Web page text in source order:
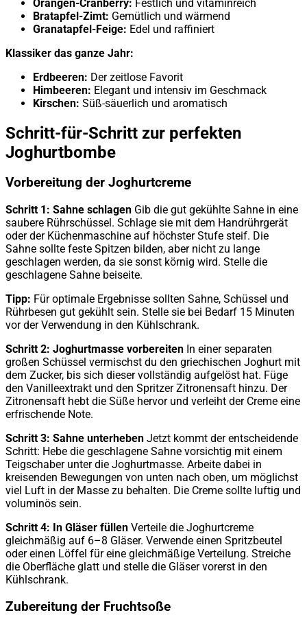
Orangen-Cranberry: Festlich und vitaminreich
Bratapfel-Zimt: Gemütlich und wärmend
Granatapfel-Feige: Edel und raffiniert
Klassiker das ganze Jahr:
Erdbeeren: Der zeitlose Favorit
Himbeeren: Elegant und intensiv im Geschmack
Kirschen: Süß-säuerlich und aromatisch
Schritt-für-Schritt zur perfekten
Joghurtbombe
Vorbereitung der Joghurtcreme
Schritt 1: Sahne schlagen Gib die gut gekühlte Sahne in eine
saubere Rührschüssel. Schlage sie mit dem Handrührgerät
oder der Küchenmaschine auf höchster Stufe steif. Die
Sahne sollte feste Spitzen bilden, aber nicht zu lange
geschlagen werden, da sie sonst körnig wird. Stelle die
geschlagene Sahne beiseite.
Tipp: Für optimale Ergebnisse sollten Sahne, Schüssel und
Rührbesen gut gekühlt sein. Stelle sie bei Bedarf 15 Minuten
vor der Verwendung in den Kühlschrank.
Schritt 2: Joghurtmasse vorbereiten In einer separaten
großen Schüssel vermischst du den griechischen Joghurt mit
dem Zucker, bis sich dieser vollständig aufgelöst hat. Füge
den Vanilleextrakt und den Spritzer Zitronensaft hinzu. Der
Zitronensaft hebt die Süße hervor und verleiht der Creme eine
erfrischende Note.
Schritt 3: Sahne unterheben Jetzt kommt der entscheidende
Schritt: Hebe die geschlagene Sahne vorsichtig mit einem
Teigschaber unter die Joghurtmasse. Arbeite dabei in
kreisenden Bewegungen von unten nach oben, um möglichst
viel Luft in der Masse zu behalten. Die Creme sollte luftig und
voluminös sein.
Schritt 4: In Gläser füllen Verteile die Joghurtcreme
gleichmäßig auf 6–8 Gläser. Verwende einen Spritzbeutel
oder einen Löffel für eine gleichmäßige Verteilung. Streiche
die Oberfläche glatt und stelle die Gläser vorerst in den
Kühlschrank.
Zubereitung der Fruchtsoße